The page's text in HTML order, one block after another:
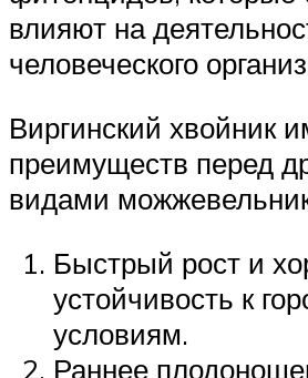
влияют на
человеческого
Виргинский хвойник
преимуществ перед
видами
Быстрый рост и
устойчивость к
условиям.
Раннее